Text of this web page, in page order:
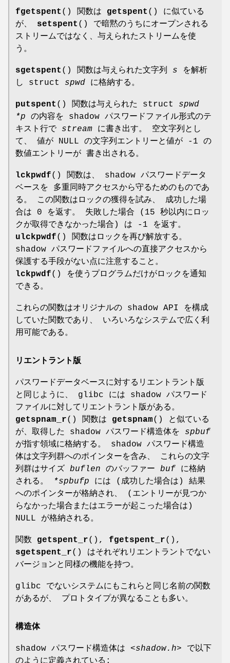
fgetspent () 関数は getspent () に似ている
が、 setspent () で暗黙のうちにオープンされる
ストリームではなく、与えられたストリームを使
う。
sgetspent () 関数は与えられた文字列 s を解析
し struct spwd に格納する。
putspent () 関数は与えられた struct spwd
*p の内容を shadow パスワードファイル形式のテ
キスト行で stream に書き出す。 空文字列とし
て、 値が NULL の文字列エントリーと値が -1 の
数値エントリーが 書き出される。
lckpwdf() 関数は、 shadow パスワードデータ
ベースを 多重同時アクセスから守るためのものであ
る。 この関数はロックの獲得を試み、 成功した場
合は 0 を返す。 失敗した場合 (15 秒以内にロッ
クが取得できなかった場合) は -1 を返す。
ulckpwdf() 関数はロックを再び解放する。
shadow パスワードファイルへの直接アクセスから
保護する手段がない点に注意すること。
lckpwdf() を使うプログラムだけがロックを通知
できる。
これらの関数はオリジナルの shadow API を構成
していた関数であり、 いろいろなシステムで広く利
用可能である。
リエントラント版
パスワードデータベースに対するリエントラント版
と同じように、 glibc には shadow パスワード
ファイルに対してリエントラント版がある。
getspnam_r() 関数は getspnam() と似ている
が、取得した shadow パスワード構造体を spbuf
が指す領域に格納する。 shadow パスワード構造
体は文字列群へのポインターを含み、 これらの文字
列群はサイズ buflen のバッファー buf に格納
される。
*spbufp には (成功した場合は) 結果
へのポインターが格納され、 (エントリーが見つか
らなかった場合またはエラーが起こった場合は)
NULL が格納される。
関数 getspent_r(), fgetspent_r(),
sgetspent_r() はそれぞれリエントラントでない
バージョンと同様の機能を持つ。
glibc でないシステムにもこれらと同じ名前の関数
があるが、 プロトタイプが異なることも多い。
構造体
shadow パスワード構造体は <shadow.h> で以下
のように定義されている: